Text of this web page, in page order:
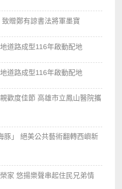
贈鄭有諒書法將軍墨寶
道路成型116年啟動配地
道路成型116年啟動配地
歡度佳節 高雄市立鳳山醫院攜
豚」 絕美公共藝術翻轉西嶼新
家 悠揚樂聲串起住民兄弟情